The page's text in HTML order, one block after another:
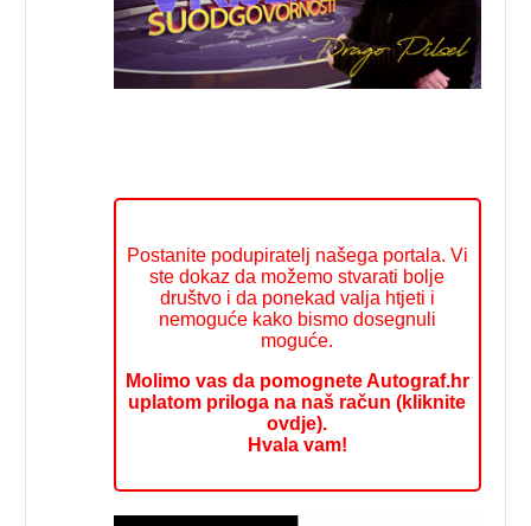
Postanite podupiratelj našega portala. Vi
ste dokaz da možemo stvarati bolje
društvo i da ponekad valja htjeti i
nemoguće kako bismo dosegnuli
moguće.
Molimo vas da pomognete Autograf.hr
uplatom priloga na naš račun (kliknite
ovdje).
Hvala vam!